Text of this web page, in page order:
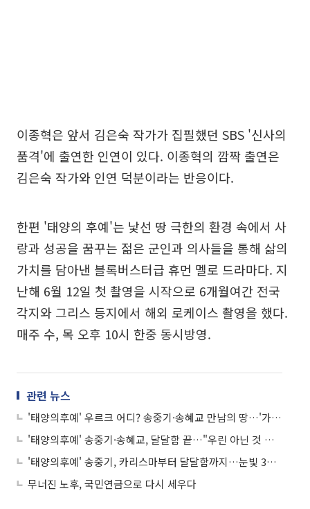
이종혁은 앞서 김은숙 작가가 집필했던 SBS '신사의
품격'에 출연한 인연이 있다. 이종혁의 깜짝 출연은
김은숙 작가와 인연 덕분이라는 반응이다.
한편 '태양의 후예'는 낯선 땅 극한의 환경 속에서 사
랑과 성공을 꿈꾸는 젊은 군인과 의사들을 통해 삶의
가치를 담아낸 블록버스터급 휴먼 멜로 드라마다. 지
난해 6월 12일 첫 촬영을 시작으로 6개월여간 전국
각지와 그리스 등지에서 해외 로케이스 촬영을 했다.
매주 수, 목 오후 10시 한중 동시방영.
관련 뉴스
'태양의후예' 우르크 어디? 송중기·송혜교 만남의 땅…'가상 공간'
'태양의후예' 송중기·송혜교, 달달함 끝…"우린 아닌 것 같다"
'태양의후예' 송중기, 카리스마부터 달달함까지…눈빛 3종 세트
무너진 노후, 국민연금으로 다시 세우다